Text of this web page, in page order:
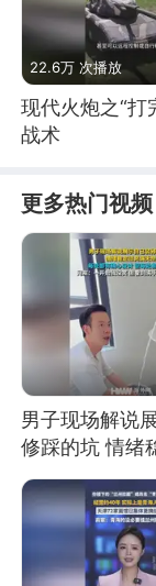
22.6万 次播放
现代火炮之“打
战术
更多热门视频
男子现场解说
修踩的坑 情绪
满无奈 每处都
计 但每处都有
友：一开始我
到洗手盆我没